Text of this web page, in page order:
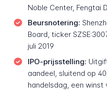
Noble Center, Fengtai
Beursnotering:
Board, ticker
juli 2019
IPO-prijsstelling:
aandeel, sluitend op
handelsdag, een winst